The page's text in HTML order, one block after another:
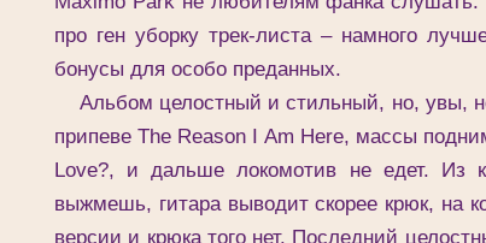
про ген уборку трек-листа – намного
бонусы для особо преданных.
Альбом целостный и стильный, но, увы,
припеве The Reason I Am Here, массы
Love?, и дальше локомотив не едет. Из
выжмешь, гитара выводит скорее крюк, на
версии и крюка того нет. Последний